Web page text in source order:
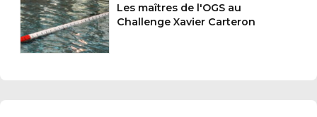
Les maîtres de l'OGS au
Challenge Xavier Carteron